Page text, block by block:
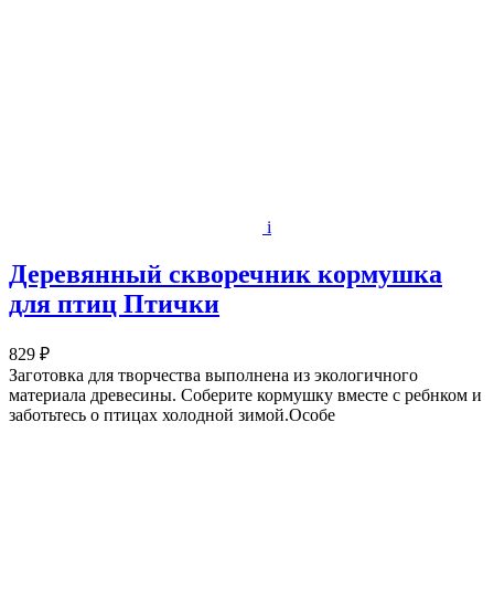
i
Деревянный скворечник кормушка
для птиц Птички
829 ₽
Заготовка для творчества выполнена из экологичного
материала древесины. Соберите кормушку вместе с ребнком и
заботьтесь о птицах холодной зимой.Особе